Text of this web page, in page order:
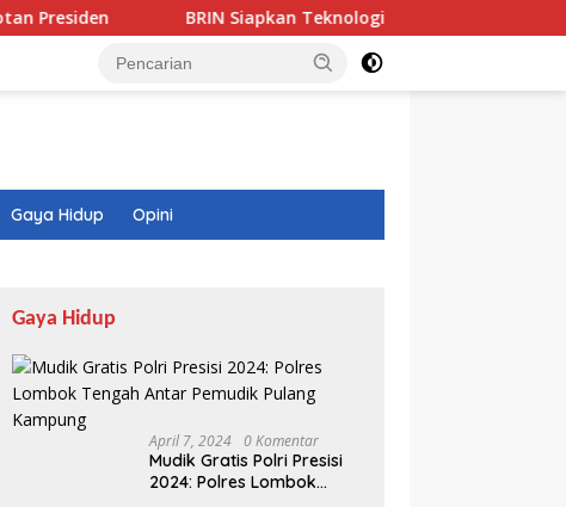
BRIN Siapkan Teknologi CNG Pengganti LPG, Bisa Hemat
Gaya Hidup Opini
Gaya Hidup
April 7, 2024 0 Komentar
Mudik Gratis Polri Presisi
2024: Polres Lombok